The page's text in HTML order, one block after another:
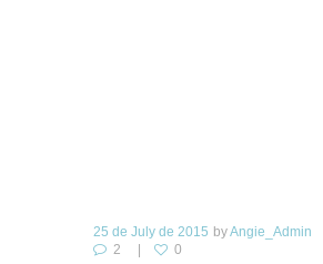
25 de July de 2015 byAngie_Admin
2
0